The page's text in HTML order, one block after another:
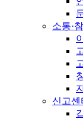
소통·
신고센